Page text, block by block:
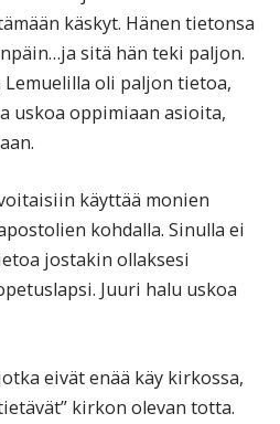
käskyt. Hänen tietonsa
sitä hän teki paljon.
oli paljon tietoa,
uskoa oppimiaan asioita,
käyttää monien
kohdalla. Sinulla ei
jostakin ollaksesi
Juuri halu uskoa
eivät enää käy kirkossa,
kirkon olevan totta.